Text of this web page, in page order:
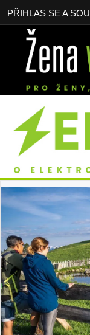
PŘIHLAS SE A